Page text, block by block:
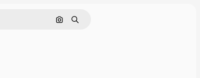
Поиск по изображению
Поиск